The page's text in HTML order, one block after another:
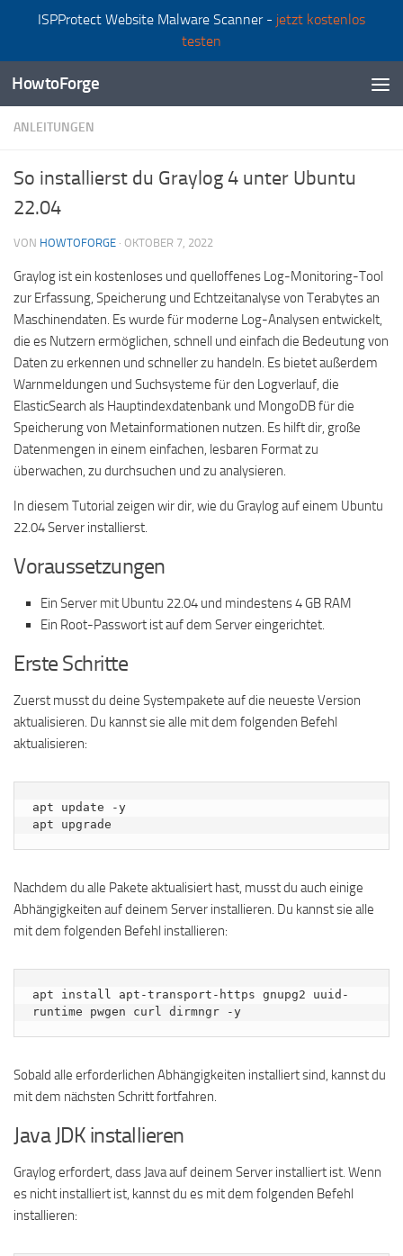
ISPProtect Website Malware Scanner - jetzt kostenlos
testen
Zum Inhalt springen
HowtoForge
ANLEITUNGEN
So installierst du Graylog 4 unter Ubuntu
22.04
VON HOWTOFORGE · OKTOBER 7, 2022
Graylog ist ein kostenloses und quelloffenes Log-Monitoring-Tool
zur Erfassung, Speicherung und Echtzeitanalyse von Terabytes an
Maschinendaten. Es wurde für moderne Log-Analysen entwickelt,
die es Nutzern ermöglichen, schnell und einfach die Bedeutung von
Daten zu erkennen und schneller zu handeln. Es bietet außerdem
Warnmeldungen und Suchsysteme für den Logverlauf, die
ElasticSearch als Hauptindexdatenbank und MongoDB für die
Speicherung von Metainformationen nutzen. Es hilft dir, große
Datenmengen in einem einfachen, lesbaren Format zu
überwachen, zu durchsuchen und zu analysieren.
In diesem Tutorial zeigen wir dir, wie du Graylog auf einem Ubuntu
22.04 Server installierst.
Voraussetzungen
Ein Server mit Ubuntu 22.04 und mindestens 4 GB RAM
Ein Root-Passwort ist auf dem Server eingerichtet.
Erste Schritte
Zuerst musst du deine Systempakete auf die neueste Version
aktualisieren. Du kannst sie alle mit dem folgenden Befehl
aktualisieren:
apt update -y
apt upgrade
Nachdem du alle Pakete aktualisiert hast, musst du auch einige
Abhängigkeiten auf deinem Server installieren. Du kannst sie alle
mit dem folgenden Befehl installieren:
apt install apt-transport-https gnupg2 uuid-
runtime pwgen curl dirmngr -y
Sobald alle erforderlichen Abhängigkeiten installiert sind, kannst du
mit dem nächsten Schritt fortfahren.
Java JDK installieren
Graylog erfordert, dass Java auf deinem Server installiert ist. Wenn
es nicht installiert ist, kannst du es mit dem folgenden Befehl
installieren: